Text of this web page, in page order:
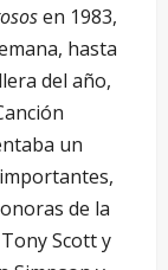
en 1983,
hasta
del año,
un
de la
Scott y